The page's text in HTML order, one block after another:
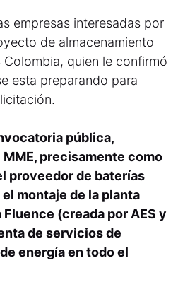
empresas interesadas por
de almacenamiento
Colombia, quien le confirmó
esta preparando para
pública,
precisamente como
proveedor de baterías
montaje de la planta
(creada por AES y
de servicios de
energía en todo el